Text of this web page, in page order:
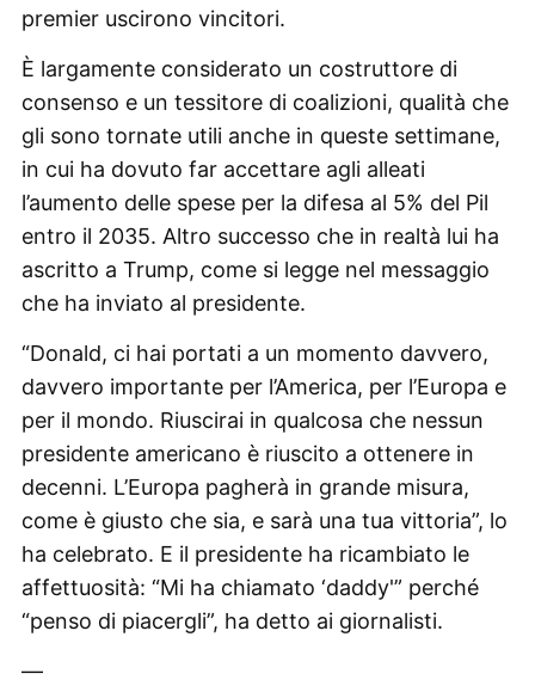
premier uscirono vincitori.
È largamente considerato un costruttore di
consenso e un tessitore di coalizioni, qualità che
gli sono tornate utili anche in queste settimane,
in cui ha dovuto far accettare agli alleati
l’aumento delle spese per la difesa al 5% del Pil
entro il 2035. Altro successo che in realtà lui ha
ascritto a Trump, come si legge nel messaggio
che ha inviato al presidente.
“Donald, ci hai portati a un momento davvero,
davvero importante per l’America, per l’Europa e
per il mondo. Riuscirai in qualcosa che nessun
presidente americano è riuscito a ottenere in
decenni. L’Europa pagherà in grande misura,
come è giusto che sia, e sarà una tua vittoria”, lo
ha celebrato. E il presidente ha ricambiato le
affettuosità: “Mi ha chiamato ‘daddy'” perché
“penso di piacergli”, ha detto ai giornalisti.
—